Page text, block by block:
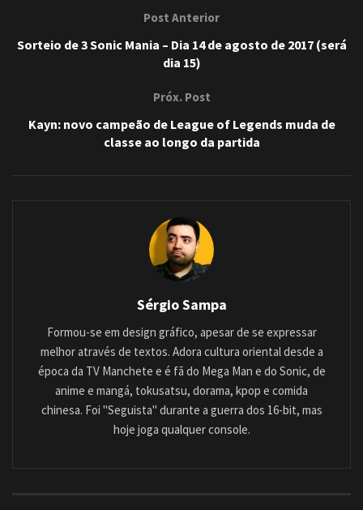
Post Anterior
Sorteio de 3 Sonic Mania – Dia 14 de agosto de 2017 (será
dia 15)
Próx. Post
Kayn: novo campeão de League of Legends muda de
classe ao longo da partida
Sérgio Sampa
Formou-se em design gráfico, apesar de se expressar
melhor através de textos. Adora cultura oriental desde a
época da TV Manchete e é fã do Mega Man e do Sonic, de
anime e mangá, tokusatsu, dorama, kpop e comida
chinesa. Foi "Seguista" durante a guerra dos 16-bit, mas
hoje joga qualquer console.